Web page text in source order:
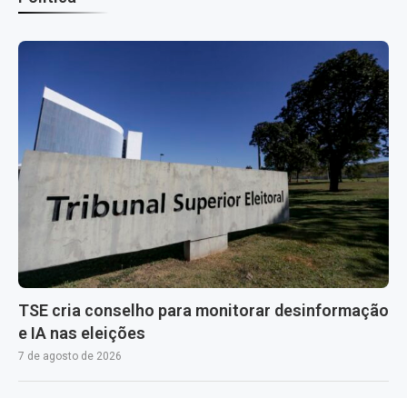
TSE cria conselho para monitorar desinformação
e IA nas eleições
7 de agosto de 2026